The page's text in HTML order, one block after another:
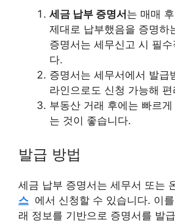
세금 납부 증명서는 매매
제대로 납부했음을 증명하
증명서는 세무신고 시 필
다.
증명서는 세무서에서 발급
라인으로도 신청 가능해
부동산 거래 후에는 빠르
는 것이 좋습니다.
발급 방법
세금 납부 증명서는 세무서 또는
스 에서 신청할 수 있습니다. 이
래 정보를 기반으로 증명서를 발